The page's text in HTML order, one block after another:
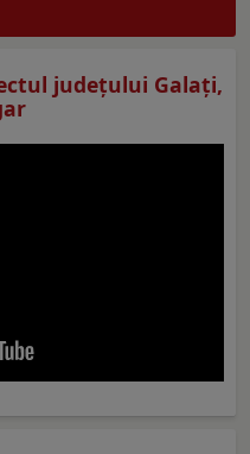
judeţului Galaţi,